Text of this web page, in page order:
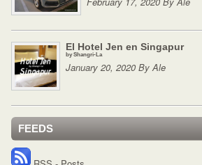
El Hotel Jen en Singapur
by Shangri-La
January 20, 2020 By Ale
FEEDS